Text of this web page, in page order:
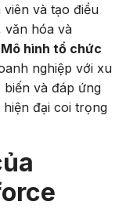
và tạo điều
văn hóa và
Mô hình tổ chức
nghiệp với xu
và đáp ứng
đại coi trọng